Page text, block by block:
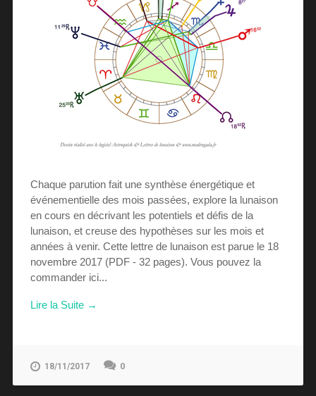
Chaque parution fait une synthèse énergétique et
événementielle des mois passées, explore la lunaison
en cours en décrivant les potentiels et défis de la
lunaison, et creuse des hypothèses sur les mois et
années à venir. Cette lettre de lunaison est parue le 18
novembre 2017 (PDF - 32 pages). Vous pouvez la
commander ici...
Lire la Suite →
18/11/2017 0